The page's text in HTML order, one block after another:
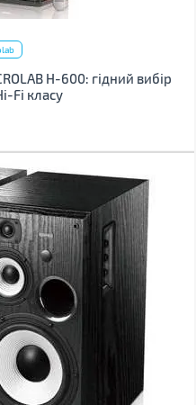
H-600: гідний вибір
Fi класу